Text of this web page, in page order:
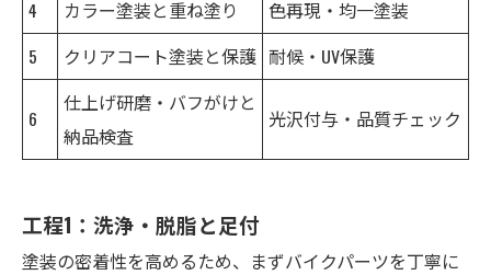
4
カラー塗装と重ね塗り
色再現・均一塗装
5
クリアコート塗装と保護 耐候・UV保護
6
仕上げ研磨・バフがけと
納品検査
光沢付与・品質チェック
工程1：洗浄・脱脂と足付
塗装の密着性を高めるため、まずバイクパーツを丁寧に